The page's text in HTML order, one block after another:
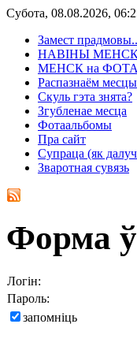
Субота, 08.08.2026,
Замест
НАВІНЫ
МЕНСК на
Распазнаём месцы
Скуль гэта знята?
Згубленае месца
Фотаальбомы
Пра сайт
Супраца (як
Зваротная сувязь
Форма
Логін:
Пароль:
запомніць